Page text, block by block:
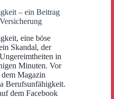
– ein Beitrag
eine böse
Skandal, der
in
Minuten. Vor
Magazin
Berufsunfähigkeit.
dem Facebook